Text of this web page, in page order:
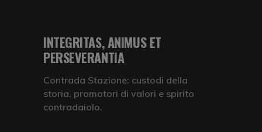
INTEGRITAS, ANIMUS ET
PERSEVERANTIA
Contrada Stazione: custodi della
storia, promotori di valori e spirito
contradaiolo.